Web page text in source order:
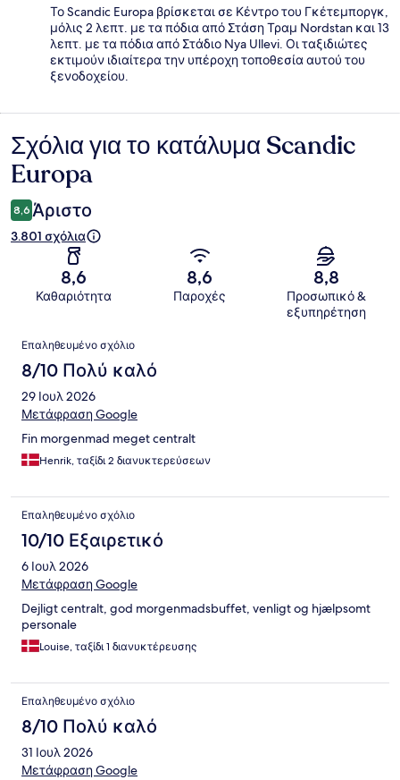
Το Scandic Europa βρίσκεται σε Κέντρο του Γκέτεμποργκ,
μόλις 2 λεπτ. με τα πόδια από Στάση Τραμ Nordstan και 13
λεπτ. με τα πόδια από Στάδιο Nya Ullevi. Οι ταξιδιώτες
εκτιμούν ιδιαίτερα την υπέροχη τοποθεσία αυτού του
ξενοδοχείου.
Σχόλια
Σχόλια για το κατάλυμα Scandic
Europa
8,6 Άριστο
3.801 σχόλια
8,6
Καθαριότητα
8,6
Παροχές
8,8
Προσωπικό &
εξυπηρέτηση
Σχόλια
Επαληθευμένο σχόλιο
8/10 Πολύ καλό
29 Ιουλ 2026
Μετάφραση Google
Fin morgenmad meget centralt
Henrik, ταξίδι 2 διανυκτερεύσεων
Επαληθευμένο σχόλιο
10/10 Εξαιρετικό
6 Ιουλ 2026
Μετάφραση Google
Dejligt centralt, god morgenmadsbuffet, venligt og hjælpsomt
personale
Louise, ταξίδι 1 διανυκτέρευσης
Επαληθευμένο σχόλιο
8/10 Πολύ καλό
31 Ιουλ 2026
Μετάφραση Google